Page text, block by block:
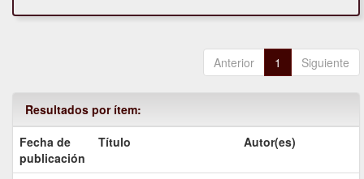
Anterior 1 Siguiente
Resultados por ítem:
Fecha de
publicación
Título Autor(es)